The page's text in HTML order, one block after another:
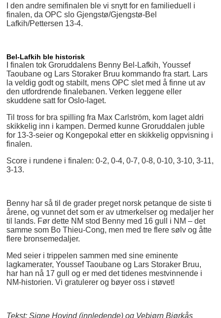
I den andre semifinalen ble vi snytt for en familieduell i
finalen, da OPC slo Gjengstø/Gjengstø-Bel
Lafkih/Pettersen 13-4.
Bel-Lafkih ble historisk
I finalen tok Groruddalens Benny Bel-Lafkih, Youssef
Taoubane og Lars Storaker Bruu kommando fra start. Lars
la veldig godt og stabilt, mens OPC slet med å finne ut av
den utfordrende finalebanen. Verken leggene eller
skuddene satt for Oslo-laget.
Til tross for bra spilling fra Max Carlström, kom laget aldri
skikkelig inn i kampen. Dermed kunne Groruddalen juble
for 13-3-seier og Kongepokal etter en skikkelig oppvisning i
finalen.
Score i rundene i finalen: 0-2, 0-4, 0-7, 0-8, 0-10, 3-10, 3-11,
3-13.
Benny har så til de grader preget norsk petanque de siste ti
årene, og vunnet det som er av utmerkelser og medaljer her
til lands. Før dette NM stod Benny med 16 gull i NM – det
samme som Bo Thieu-Cong, men med tre flere sølv og åtte
flere bronsemedaljer.
Med seier i trippelen sammen med sine eminente
lagkamerater, Youssef Taoubane og Lars Storaker Bruu,
har han nå 17 gull og er med det tidenes mestvinnende i
NM-historien. Vi gratulerer og bøyer oss i støvet!
Tekst: Signe Hovind (innledende) og Vebjørn Bjørkås